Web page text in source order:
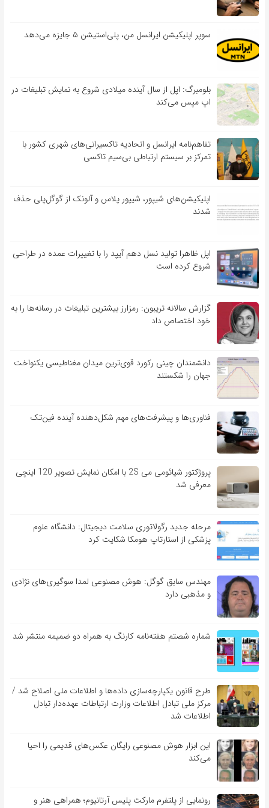
سوپر اپلیکیشن ایرانسل من، پلی‌استیشن ۵ جایزه می‌دهد
بلومبرگ: اپل از سال آینده میلادی شروع به نمایش تبلیغات در
اپ مپس می‌کند
تفاهم‌نامه‌ ایرانسل و اتحادیه تاکسیرانی‌های شهری کشور با
تمرکز بر سیستم ارتباطی بی‌سیم تاکسی
اپلیکیشن‌های شیپور، شیپور پلاس و آلونک از گوگل‌پلی حذف
شدند
اپل ظاهرا تولید نسل دهم آیپد را با تغییرات عمده در طراحی
شروع کرده است
گزارش سالانه تریبون: رمزارز بیشترین تبلیغات در رسانه‌ها را به
خود اختصاص داد
دانشمندان چینی رکورد قوی‌ترین میدان مغناطیسی یکنواخت
جهان را شکستند
فناوری‌ها و پیشرفت‌های مهم شکل‌دهنده آینده فین‌تک
پروژکتور شیائومی می 2S با امکان نمایش تصویر 120 اینچی
معرفی شد
مرحله جدید رگولاتوری سلامت دیجیتال: دانشگاه علوم
پزشکی از استارتاپ هومکا شکایت کرد
مهندس سابق گوگل: هوش مصنوعی لمدا سوگیری‌های نژادی
و مذهبی دارد
شماره شصتم هفته‌نامه کارنگ به همراه دو ضمیمه منتشر شد
طرح قانون یکپارچه‌سازی داده‌ها و اطلاعات ملی اصلاح شد /
مرکز ملی تبادل اطلاعات وزارت ارتباطات عهده‌دار تبادل
اطلاعات شد
این ابزار هوش مصنوعی رایگان عکس‌های قدیمی را احیا
می‌کند
رونمایی از پلتفرم مارکت پلیس آرتانیوم؛ همراهی هنر و